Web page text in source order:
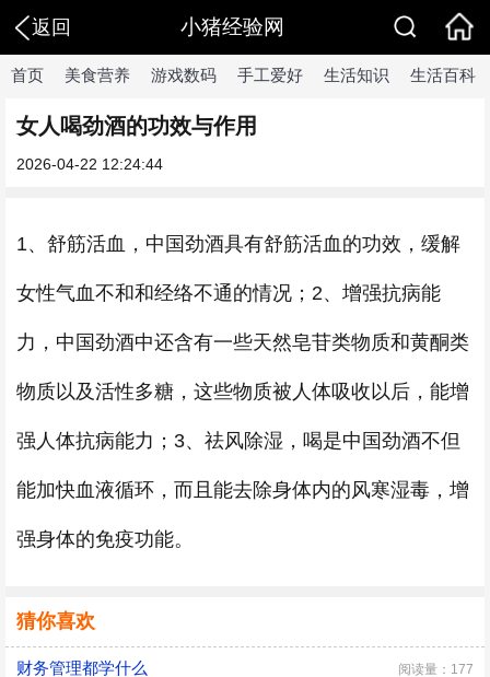
返回 小猪经验网
首页 美食营养 游戏数码 手工爱好 生活知识 生活百科
女人喝劲酒的功效与作用
2026-04-22 12:24:44
1、舒筋活血，中国劲酒具有舒筋活血的功效，缓解
女性气血不和和经络不通的情况；2、增强抗病能
力，中国劲酒中还含有一些天然皂苷类物质和黄酮类
物质以及活性多糖，这些物质被人体吸收以后，能增
强人体抗病能力；3、祛风除湿，喝是中国劲酒不但
能加快血液循环，而且能去除身体内的风寒湿毒，增
强身体的免疫功能。
猜你喜欢
财务管理都学什么 阅读量：177